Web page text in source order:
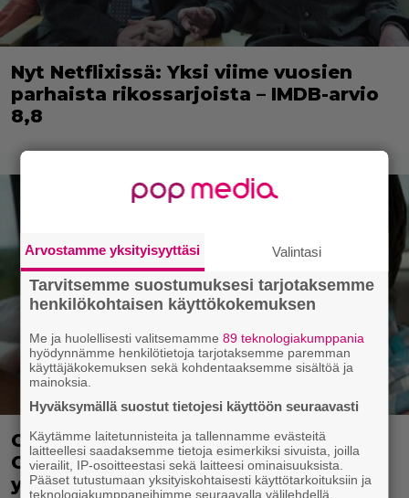
Nyt Netflixissä: Yksi viime vuosien
parhaista rikossarjoista – IMDB-arvio
8,8
Clint Eastwood näytti Kevin
Costnerille kaapin paikan hyvin
yksinkertaisella toimenpiteellä
Arvostamme yksityisyyttäsi Valintasi
Tarvitsemme suostumuksesi tarjotaksemme
henkilökohtaisen käyttökokemuksen
Me ja huolellisesti valitsemamme89 teknologiakumppania
hyödynnämme henkilötietoja tarjotaksemme paremman
käyttäjäkokemuksen sekä kohdentaaksemme sisältöä ja
mainoksia.
Hyväksymällä suostut tietojesi käyttöön seuraavasti
Käytämme laitetunnisteita ja tallennamme evästeitä
laitteellesi saadaksemme tietoja esimerkiksi sivuista, joilla
vierailit, IP-osoitteestasi sekä laitteesi ominaisuuksista.
Pääset tutustumaan yksityiskohtaisesti käyttötarkoituksiin ja
teknologiakumppaneihimme seuraavalla välilehdellä.